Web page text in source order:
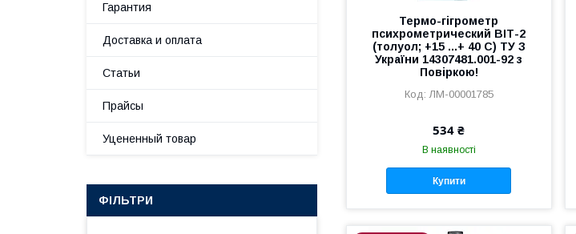
Термо-гігрометр
психрометрический ВІТ-2
(толуол; +15 ...+ 40 C) ТУ З
України 14307481.001-92 з
Повіркою!
ЛМ-00001785
534 ₴
В наявності
Купити
Гарантия
Доставка и оплата
Статьи
Прайсы
Уцененный товар
ФІЛЬТРИ